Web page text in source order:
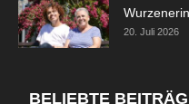
20. Juli 2026
BELIEBTE